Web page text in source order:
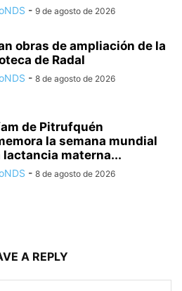
- 9 de agosto de 2026
obras de ampliación de la
de Radal
- 8 de agosto de 2026
de Pitrufquén
la semana mundial
lactancia materna...
- 8 de agosto de 2026
A REPLY